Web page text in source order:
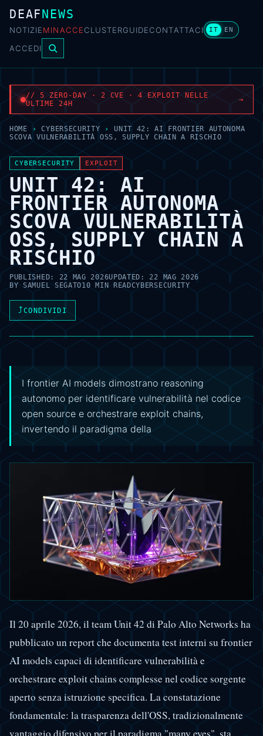
DEAFNEWS
NOTIZIEMINACCECLUSTERGUIDECONTATTACI IT EN
ACCEDI
// 5 ZERO-DAY · 2 CVE · 4 EXPLOIT NELLE
ULTIME 24H
→
HOME › CYBERSECURITY ›
UNIT 42: AI FRONTIER AUTONOMA
SCOVA VULNERABILITÀ OSS, SUPPLY CHAIN A RISCHIO
CYBERSECURITY EXPLOIT
UNIT 42: AI
FRONTIER AUTONOMA
SCOVA VULNERABILITÀ
OSS, SUPPLY CHAIN A
RISCHIO
PUBLISHED: 22 MAG 2026UPDATED: 22 MAG 2026
BYSAMUEL SEGATO10 MIN READCYBERSECURITY
⤴CONDIVIDI
I frontier AI models dimostrano reasoning
autonomo per identificare vulnerabilità nel codice
open source e orchestrare exploit chains,
invertendo il paradigma della
Il 20 aprile 2026, il team Unit 42 di Palo Alto Networks ha
pubblicato un report che documenta test interni su frontier
AI models capaci di identificare vulnerabilità e
orchestrare exploit chains complesse nel codice sorgente
aperto senza istruzione specifica. La constatazione
fondamentale: la trasparenza dell'OSS, tradizionalmente
vantaggio difensivo per il paradigma "many eyes", sta